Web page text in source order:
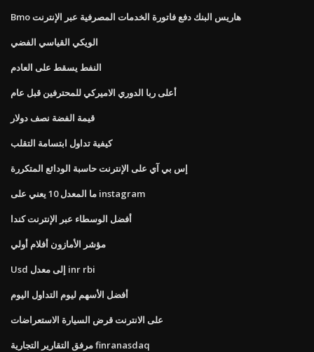
Bmo هاريس البنك دفع فاتورة الخدمات المصرفية عبر الإنترنت
الويكي القياسي الفضي
النفط يسقط على العادم
أعلى ربا الدوري الاميركي للمحترفين قبل عام
قيمة الفضة نصف دولار
كيفية تداول ابتسامة التقلب
إس بي آي على الإنترنت حاسبة الودائع المتكررة
ما المعدل 10 يعني على instagram
أفضل الوسطاء عبر الإنترنت كندا
مؤشر الأمازون أفلام أولي
Usd إلى معدل inr rbi
أفضل الأسهم ليوم التداول اليوم
على الانترنت قرض السيارة الاستعراضات
مرفق التقارير التجارية finranasdaq